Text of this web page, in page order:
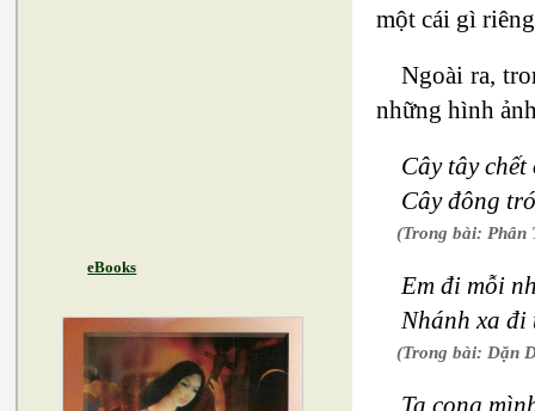
eBooks
một cái gì
Ngoài ra,
những hình
Cây tây chết
Cây đông
(Trong bài: Phân
Em đi mỗi
Nhánh xa đi
(Trong bài: Dặn
Ta cong